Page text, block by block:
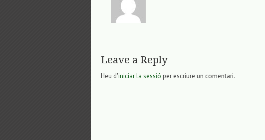
Leave a Reply
Heu d'iniciar la sessió per escriure un comentari.